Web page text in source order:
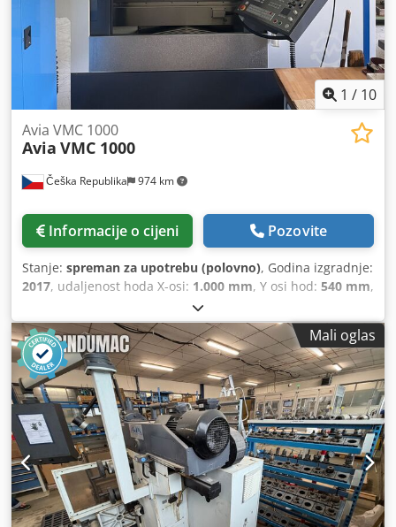
1 / 10
Češka Republika 974 km
Avia VMC 1000
Avia VMC 1000
Informacije o cijeni Pozovite
Stanje: spreman za upotrebu (polovno), Godina izgradnje:
2017, udaljenost hoda X-osi: 1.000 mm, Y osi hod: 540 mm,
620 mm
HEIDENHAIN, model kontrolera:iTNC530 HSCI,
opterećenje stola:1.000 kg, ukupna masa:5.500 kg,
maksimalna brzina vretena:15.000 okret/min, snaga
motora vretena:17.000 W, broj mjesta u spremniku alata:
30, broj osovina:4,
Mali oglas